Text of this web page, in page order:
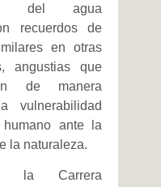
del agua
recuerdos de
en otras
angustias que
de manera
vulnerabilidad
ante la
la naturaleza.
la Carrera